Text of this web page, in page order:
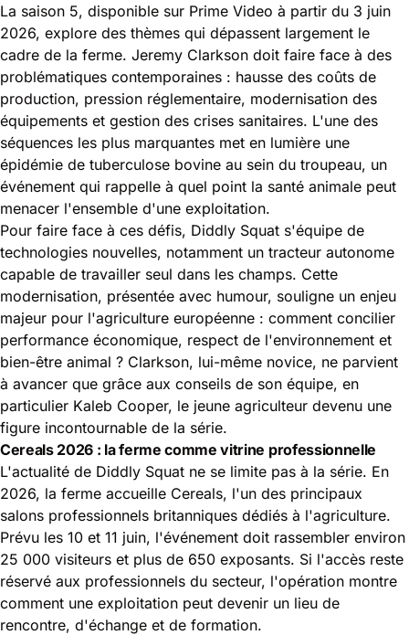
La saison 5, disponible sur Prime Video à partir du 3 juin
2026, explore des thèmes qui dépassent largement le
cadre de la ferme. Jeremy Clarkson doit faire face à des
problématiques contemporaines : hausse des coûts de
production, pression réglementaire, modernisation des
équipements et gestion des crises sanitaires. L'une des
séquences les plus marquantes met en lumière une
épidémie de tuberculose bovine au sein du troupeau, un
événement qui rappelle à quel point la santé animale peut
menacer l'ensemble d'une exploitation.
Pour faire face à ces défis, Diddly Squat s'équipe de
technologies nouvelles, notamment un tracteur autonome
capable de travailler seul dans les champs. Cette
modernisation, présentée avec humour, souligne un enjeu
majeur pour l'agriculture européenne : comment concilier
performance économique, respect de l'environnement et
bien-être animal ? Clarkson, lui-même novice, ne parvient
à avancer que grâce aux conseils de son équipe, en
particulier Kaleb Cooper, le jeune agriculteur devenu une
figure incontournable de la série.
Cereals 2026 : la ferme comme vitrine professionnelle
L'actualité de Diddly Squat ne se limite pas à la série. En
2026, la ferme accueille Cereals, l'un des principaux
salons professionnels britanniques dédiés à l'agriculture.
Prévu les 10 et 11 juin, l'événement doit rassembler environ
25 000 visiteurs et plus de 650 exposants. Si l'accès reste
réservé aux professionnels du secteur, l'opération montre
comment une exploitation peut devenir un lieu de
rencontre, d'échange et de formation.